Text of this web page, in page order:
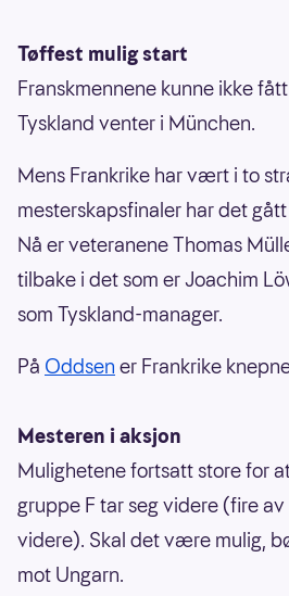
Tøffest mulig start
Franskmennene kunne ikke
Tyskland venter i München.
Mens Frankrike har vært i to
mesterskapsfinaler har det
Nå er veteranene Thomas
tilbake i det som er Joachim
som Tyskland-manager.
På Oddsen er Frankrike
Mesteren i aksjon
Mulighetene fortsatt store for
gruppe F tar seg videre (fire
videre). Skal det være mulig,
mot Ungarn.